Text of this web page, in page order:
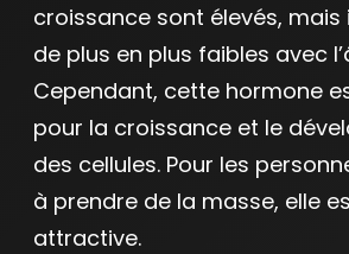
croissance sont élevés, mais
de plus en plus faibles avec
Cependant, cette hormone
pour la croissance et le
des cellules. Pour les
à prendre de la masse, elle
attractive.